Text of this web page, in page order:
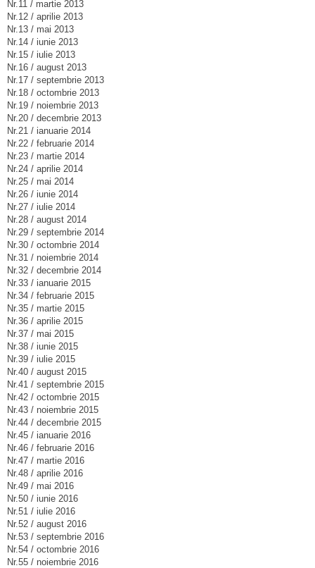
Nr.11 / martie 2013
Nr.12 / aprilie 2013
Nr.13 / mai 2013
Nr.14 / iunie 2013
Nr.15 / iulie 2013
Nr.16 / august 2013
Nr.17 / septembrie 2013
Nr.18 / octombrie 2013
Nr.19 / noiembrie 2013
Nr.20 / decembrie 2013
Nr.21 / ianuarie 2014
Nr.22 / februarie 2014
Nr.23 / martie 2014
Nr.24 / aprilie 2014
Nr.25 / mai 2014
Nr.26 / iunie 2014
Nr.27 / iulie 2014
Nr.28 / august 2014
Nr.29 / septembrie 2014
Nr.30 / octombrie 2014
Nr.31 / noiembrie 2014
Nr.32 / decembrie 2014
Nr.33 / ianuarie 2015
Nr.34 / februarie 2015
Nr.35 / martie 2015
Nr.36 / aprilie 2015
Nr.37 / mai 2015
Nr.38 / iunie 2015
Nr.39 / iulie 2015
Nr.40 / august 2015
Nr.41 / septembrie 2015
Nr.42 / octombrie 2015
Nr.43 / noiembrie 2015
Nr.44 / decembrie 2015
Nr.45 / ianuarie 2016
Nr.46 / februarie 2016
Nr.47 / martie 2016
Nr.48 / aprilie 2016
Nr.49 / mai 2016
Nr.50 / iunie 2016
Nr.51 / iulie 2016
Nr.52 / august 2016
Nr.53 / septembrie 2016
Nr.54 / octombrie 2016
Nr.55 / noiembrie 2016